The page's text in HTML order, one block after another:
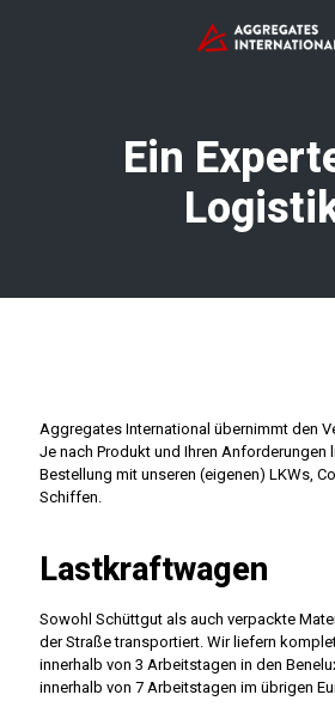
Ein
Aggregates International übernimmt den
Je nach Produkt und Ihren Anforderungen
Bestellung mit unseren (eigenen) LKWs,
Schiffen.
Lastkraftwagen
Sowohl Schüttgut als auch verpackte
der Straße transportiert. Wir liefern
innerhalb von 3 Arbeitstagen in den
innerhalb von 7 Arbeitstagen im übrigen